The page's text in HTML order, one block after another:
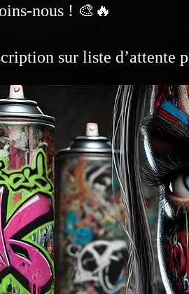
nous ! 🎨🔥
sur liste d’attente